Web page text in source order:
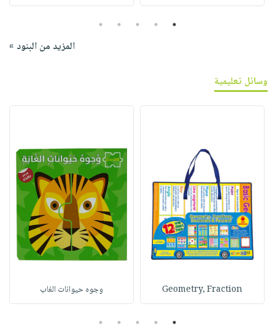
1
2
3
4
5
المزيد من البنود »
وسائل تعليمية
Geometry, Fraction وجوه حيوانات الغاب
1
2
3
4
5